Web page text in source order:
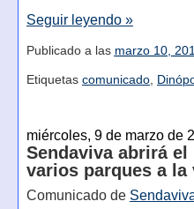
Seguir leyendo »
Publicado a las marzo 10,
Etiquetas comunicado,
miércoles, 9 de marzo de
Sendaviva abrirá
varios parques a la
Comunicado de